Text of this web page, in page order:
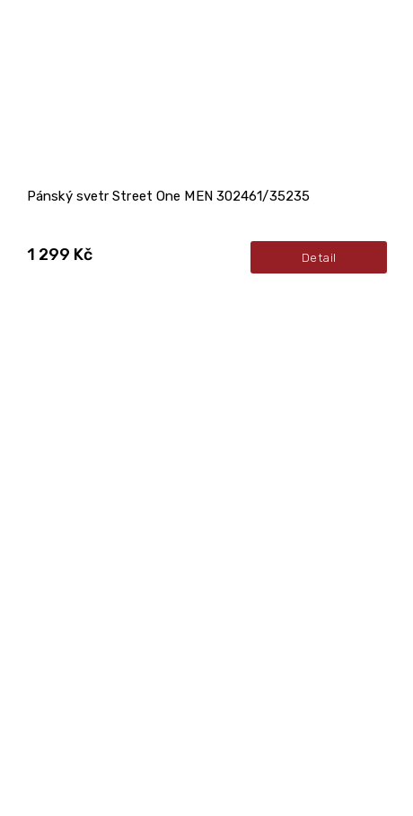
Pánský svetr Street One MEN 302461/35235
1 299 Kč Detail